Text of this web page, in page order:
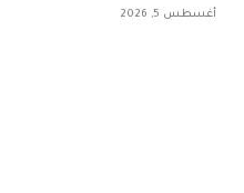
أغسطس 5, 2026